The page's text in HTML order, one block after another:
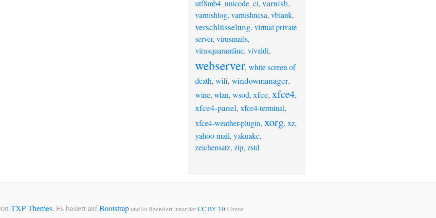
utf8mb4_unicode_ci, varnish,
varnishlog, varnishncsa, vblank,
verschlüsselung, virtual private
server, virusmails,
virusquarantäne, vivaldi,
webserver, white screen of
death, wifi, windowmanager,
wine, wlan, wsod, xfce, xfce4,
xfce4-panel, xfce4-terminal,
xfce4-weather-plugin, xorg, xz,
yahoo-mail, yakuake,
zeichensatz, zip, zstd
TXP Themes. Es basiert aufBootstrap und ist lizensiert unter derCC BY 3.0Lizenz